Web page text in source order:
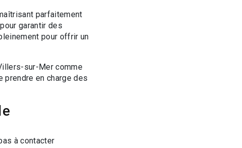
parfaitement
garantir des
pour offrir un
sur-Mer comme
prendre en charge des
à contacter